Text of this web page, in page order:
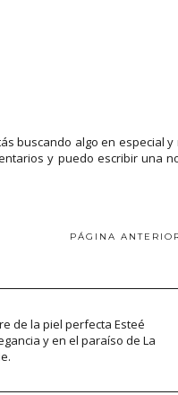
buscando algo en especial y
y puedo escribir una
PÁGINA
de la piel perfecta Esteé
y en el paraíso de La